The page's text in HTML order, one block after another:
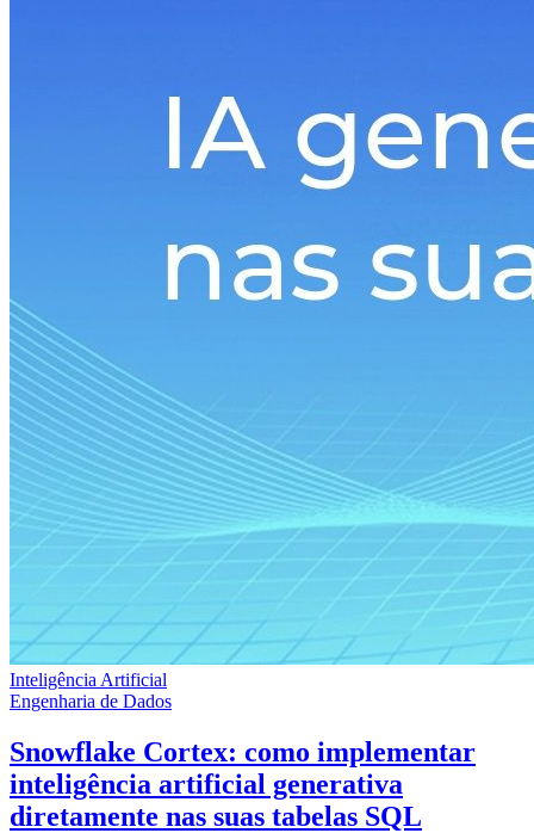
Inteligência Artificial
Engenharia de Dados
Snowflake Cortex: como implementar
inteligência artificial generativa
diretamente nas suas tabelas SQL